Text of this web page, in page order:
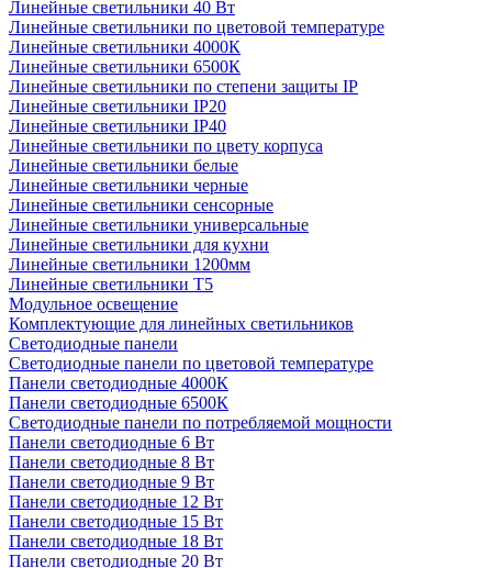
Линейные светильники 40 Вт
Линейные светильники по цветовой температуре
Линейные светильники 4000К
Линейные светильники 6500К
Линейные светильники по степени защиты IP
Линейные светильники IP20
Линейные светильники IP40
Линейные светильники по цвету корпуса
Линейные светильники белые
Линейные светильники черные
Линейные светильники сенсорные
Линейные светильники универсальные
Линейные светильники для кухни
Линейные светильники 1200мм
Линейные светильники Т5
Модульное освещение
Комплектующие для линейных светильников
Светодиодные панели
Светодиодные панели по цветовой температуре
Панели светодиодные 4000К
Панели светодиодные 6500К
Светодиодные панели по потребляемой мощности
Панели светодиодные 6 Вт
Панели светодиодные 8 Вт
Панели светодиодные 9 Вт
Панели светодиодные 12 Вт
Панели светодиодные 15 Вт
Панели светодиодные 18 Вт
Панели светодиодные 20 Вт